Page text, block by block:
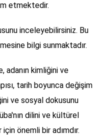
etmektedir.
inceleyebilirsiniz. Bu
bilgi sunmaktadır.
adanın kimliğini ve
tarih boyunca değişim
ve sosyal dokusunu
dilini ve kültürel
önemli bir adımdır.